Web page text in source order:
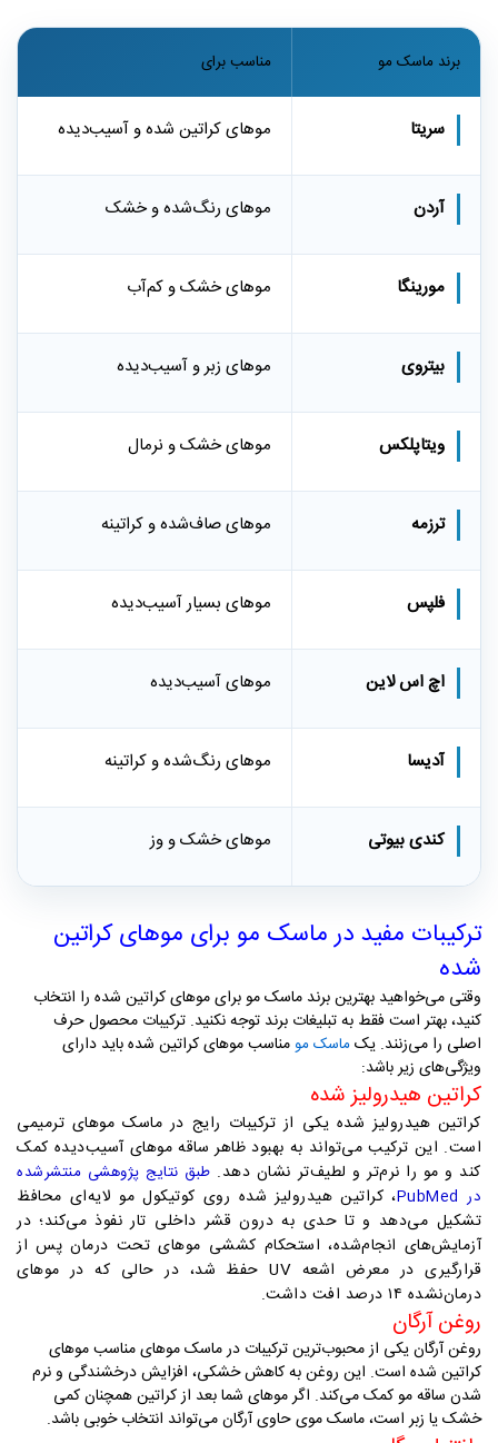
برند ماسک مو مناسب برای
سریتا موهای کراتین شده و آسیب‌دیده
آردن موهای رنگ‌شده و خشک
مورینگا موهای خشک و کم‌آب
بیتروی موهای زبر و آسیب‌دیده
ویتاپلکس موهای خشک و نرمال
ترزمه موهای صاف‌شده و کراتینه
فلپس موهای بسیار آسیب‌دیده
اچ اس لاین موهای آسیب‌دیده
آدیسا موهای رنگ‌شده و کراتینه
کندی بیوتی موهای خشک و وز
ترکیبات مفید در ماسک مو برای موهای کراتین
شده
وقتی می‌خواهید بهترین برند ماسک مو برای موهای کراتین شده را انتخاب
کنید، بهتر است فقط به تبلیغات برند توجه نکنید. ترکیبات محصول حرف
اصلی را می‌زنند. یکماسک مو مناسب موهای کراتین شده باید دارای
ویژگی‌های زیر باشد:
کراتین هیدرولیز شده
کراتین هیدرولیز شده یکی از ترکیبات رایج در ماسک موهای ترمیمی
است. این ترکیب می‌تواند به بهبود ظاهر ساقه موهای آسیب‌دیده کمک
کند و مو را نرم‌تر و لطیف‌تر نشان دهد. طبق نتایج پژوهشی منتشرشده
در PubMed
، کراتین هیدرولیز شده روی کوتیکول مو لایه‌ای محافظ
تشکیل می‌دهد و تا حدی به درون قشر داخلی تار نفوذ می‌کند؛ در
آزمایش‌های انجام‌شده، استحکام کششی موهای تحت درمان پس از
قرارگیری در معرض اشعه UV حفظ شد، در حالی که در موهای
درمان‌نشده ۱۴ درصد افت داشت.
روغن آرگان
روغن آرگان یکی از محبوب‌ترین ترکیبات در ماسک موهای مناسب موهای
کراتین شده است. این روغن به کاهش خشکی، افزایش درخشندگی و نرم
شدن ساقه مو کمک می‌کند. اگر موهای شما بعد از کراتین همچنان کمی
خشک یا زبر است، ماسک موی حاوی آرگان می‌تواند انتخاب خوبی باشد.